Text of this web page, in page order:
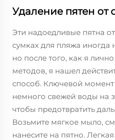
Удаление пятен от
Эти надоедливые пятна
сумках для пляжа иногда
но после того, как я
методов, я нашел
способ. Ключевой
немного свежей воды на
чтобы предотвратить
Возьмите мягкое мыло,
нанесите на пятно.